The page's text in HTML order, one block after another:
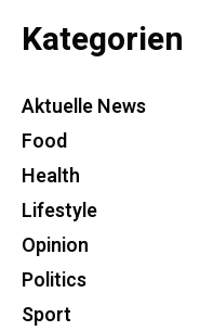
Kategorien
Aktuelle News
Food
Health
Lifestyle
Opinion
Politics
Sport